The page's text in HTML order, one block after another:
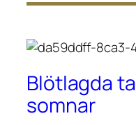
Blötlagda
somnar